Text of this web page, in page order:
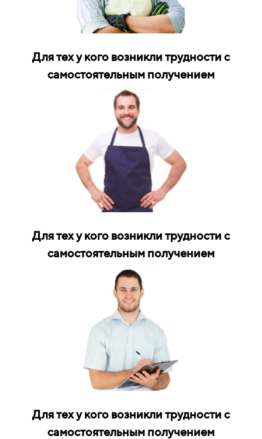
Для тех у кого возникли трудности с
самостоятельным получением
Для тех у кого возникли трудности с
самостоятельным получением
Для тех у кого возникли трудности с
самостоятельным получением